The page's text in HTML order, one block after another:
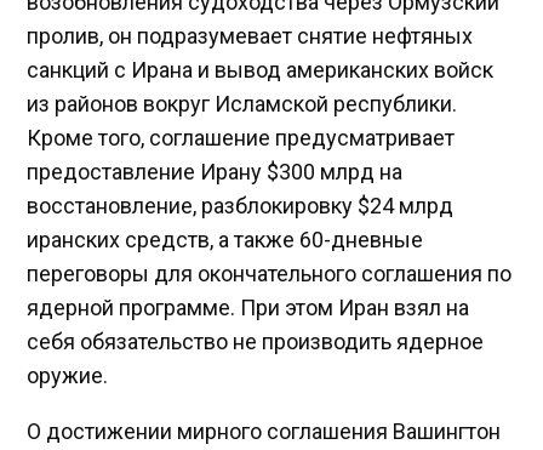
пролив, он подразумевает снятие нефтяных
санкций с Ирана и вывод американских войск
из районов вокруг Исламской республики.
Кроме того, соглашение предусматривает
предоставление Ирану $300 млрд на
восстановление, разблокировку $24 млрд
иранских средств, а также 60-дневные
переговоры для окончательного соглашения по
ядерной программе. При этом Иран взял на
себя обязательство не производить ядерное
оружие.
О достижении мирного соглашения Вашингтон